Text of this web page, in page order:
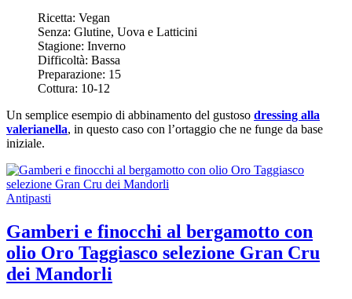
Ricetta: Vegan
Senza: Glutine, Uova e Latticini
Stagione: Inverno
Difficoltà: Bassa
Preparazione: 15
Cottura: 10-12
Un semplice esempio di abbinamento del gustoso dressing alla
valerianella, in questo caso con l’ortaggio che ne funge da base
iniziale.
Antipasti
Gamberi e finocchi al bergamotto con
olio Oro Taggiasco selezione Gran Cru
dei Mandorli